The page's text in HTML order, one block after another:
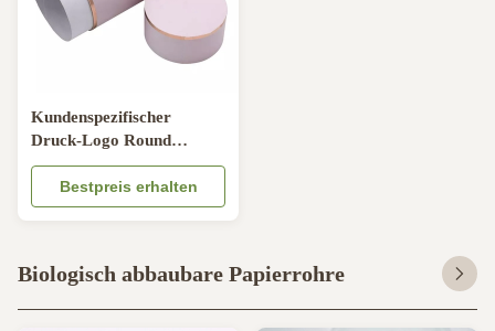
Kundenspezifischer
Druck-Logo Round
Cylinder Container Eco
freundlich für
Kleiderschleier
Bestpreis erhalten
Biologisch abbaubare Papierrohre